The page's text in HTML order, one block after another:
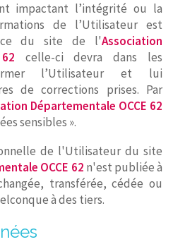
impactant l’intégrité ou la
de l’Utilisateur est
du site de l'Association
celle-ci devra dans les
l’Utilisateur et lui
de corrections prises. Par
Départementale OCCE 62
sensibles ».
de l'Utilisateur du site
OCCE 62 n'est publiée à
transférée, cédée ou
à des tiers.